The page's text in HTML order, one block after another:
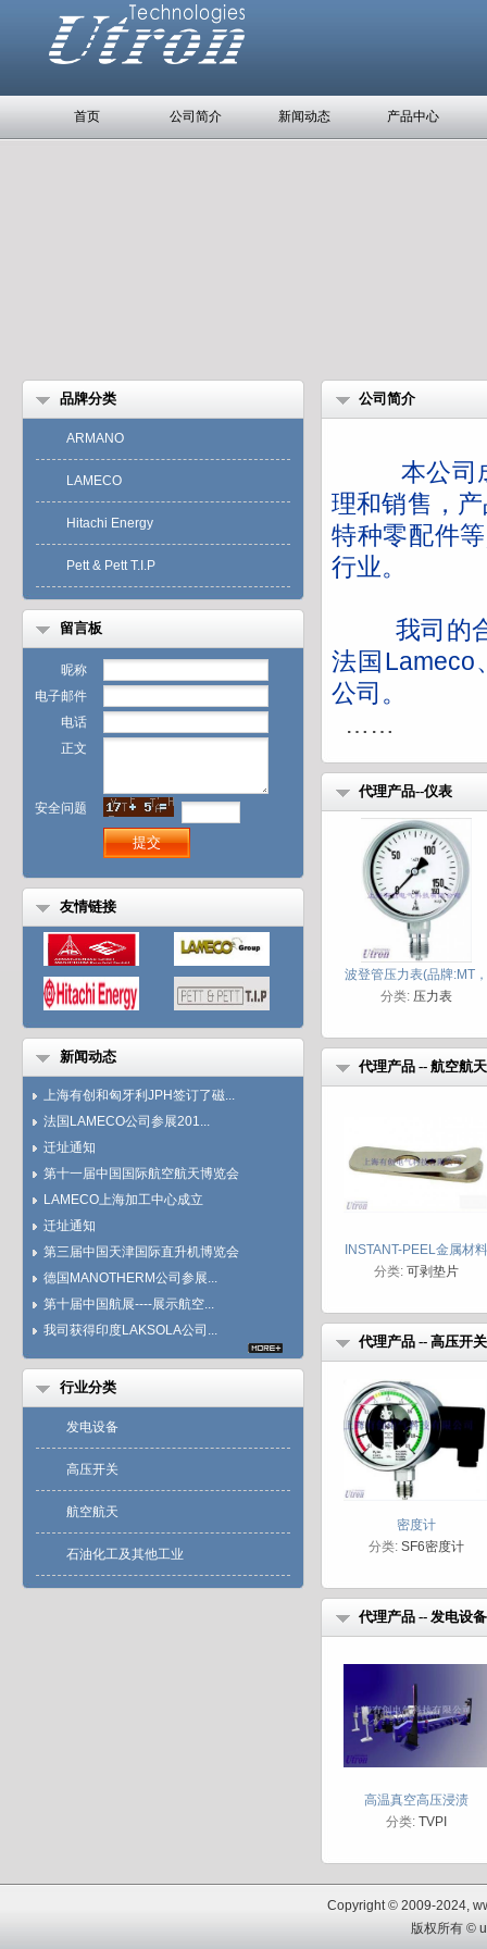
首页 公司简介 新闻动态 产品中心
公司简介
本公司
理和销售，
特种零配件等
行业。
我司的
法国 Lameco
公司。
……
代理产品--仪表
波登管压力表(品牌:MT，
德国AB公司）
分类: 压力表
代理产品 -- 航空航天
INSTANT-PEEL金属材料
垫片
分类: 可剥垫片
代理产品 -- 高压开
密度计
分类: SF6密度计
代理产品 -- 发电设备
高温真空高压浸渍
分类: TVPI
品牌分类
ARMANO
LAMECO
Hitachi Energy
Pett & Pett T.I.P
留言板
昵称
电子邮件
电话
正文
安全问题
友情链接
新闻动态
上海有创和匈牙利JPH签订了磁...
法国LAMECO公司参展201...
迁址通知
第十一届中国国际航空航天博览会
LAMECO上海加工中心成立
迁址通知
第三届中国天津国际直升机博览会
德国MANOTHERM公司参展...
第十届中国航展----展示航空...
我司获得印度LAKSOLA公司...
行业分类
发电设备
高压开关
航空航天
石油化工及其他工业
Copyright © 2009-2024,
版权所有 ©